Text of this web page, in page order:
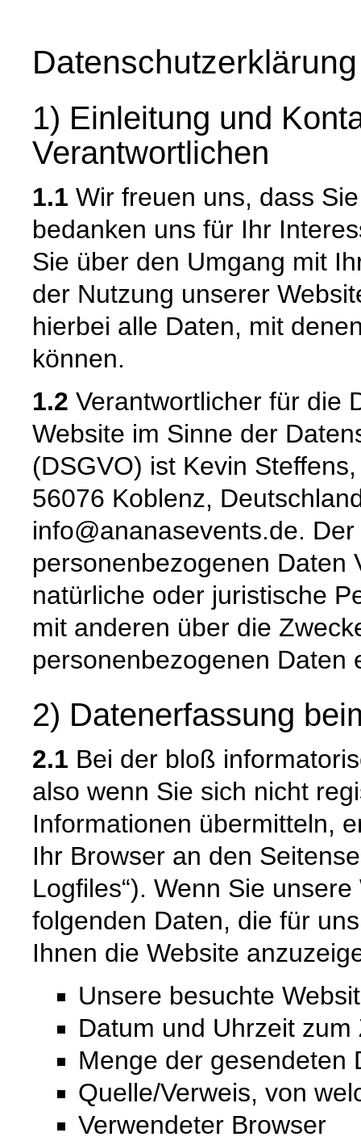
Datenschutzerklärung
1) Einleitung und
Verantwortlichen
1.1 Wir freuen uns, dass
bedanken uns für Ihr
Sie über den Umgang mit
der Nutzung unserer
hierbei alle Daten, mit
können.
1.2 Verantwortlicher für die
Website im Sinne der
(DSGVO) ist Kevin
56076 Koblenz,
info@ananasevents.de.
personenbezogenen Daten
natürliche oder juristische
mit anderen über die
personenbezogenen Daten
2) Datenerfassung
2.1 Bei der bloß
also wenn Sie sich nicht
Informationen übermitteln,
Ihr Browser an den
Logfiles“). Wenn Sie
folgenden Daten, die für
Ihnen die Website
Unsere besuchte
Datum und Uhrzeit
Menge der gesendeten
Quelle/Verweis, von
Verwendeter Browser